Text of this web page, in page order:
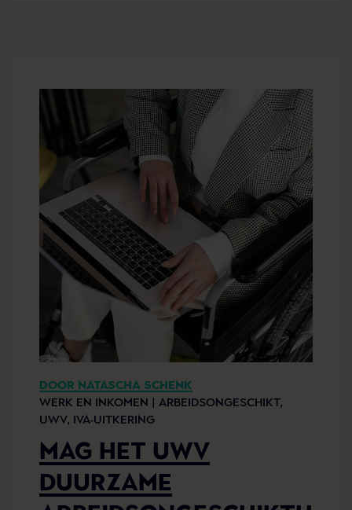
DOOR NATASCHA SCHENK
WERK EN INKOMEN |
ARBEIDSONGESCHIKT,
UWV,
IVA-UITKERING
MAG HET UWV
DUURZAME